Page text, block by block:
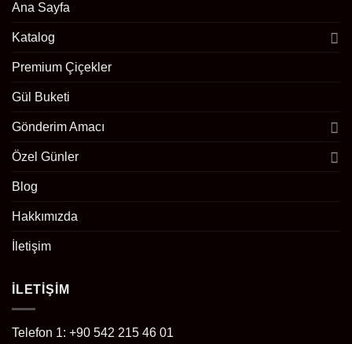
Ana Sayfa
Katalog
Premium Çiçekler
Gül Buketi
Gönderim Amacı
Özel Günler
Blog
Hakkımızda
İletişim
İLETIŞIM
Telefon 1: +90 542 215 46 01